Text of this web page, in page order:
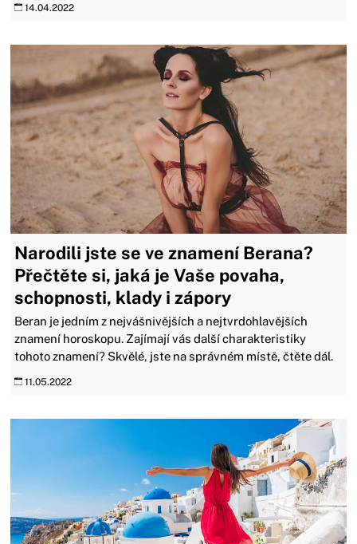
14.04.2022
Narodili jste se ve znamení Berana?
Přečtěte si, jaká je Vaše povaha,
schopnosti, klady i zápory
Beran je jedním z nejvášnivějších a nejtvrdohlavějších
znamení horoskopu. Zajímají vás další charakteristiky
tohoto znamení? Skvělé, jste na správném místě, čtěte dál.
11.05.2022